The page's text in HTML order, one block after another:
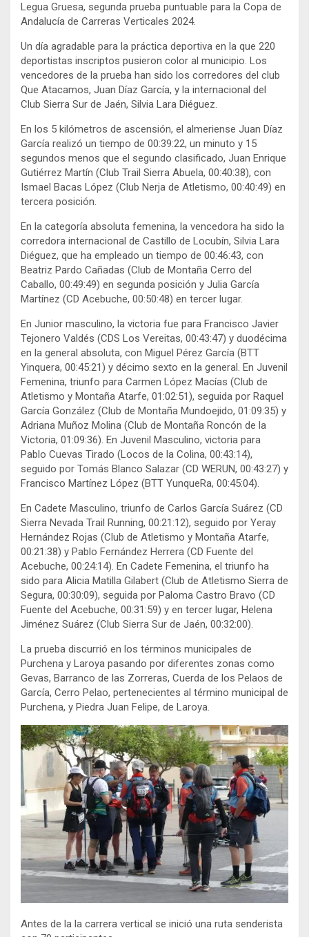
Legua Gruesa, segunda prueba puntuable para la Copa de
Andalucía de Carreras Verticales 2024.
Un día agradable para la práctica deportiva en la que 220
deportistas inscriptos pusieron color al municipio. Los
vencedores de la prueba han sido los corredores del club
Que Atacamos, Juan Díaz García, y la internacional del
Club Sierra Sur de Jaén, Silvia Lara Diéguez.
En los 5 kilómetros de ascensión, el almeriense Juan Díaz
García realizó un tiempo de 00:39:22, un minuto y 15
segundos menos que el segundo clasificado, Juan Enrique
Gutiérrez Martín (Club Trail Sierra Abuela, 00:40:38), con
Ismael Bacas López (Club Nerja de Atletismo, 00:40:49) en
tercera posición.
En la categoría absoluta femenina, la vencedora ha sido la
corredora internacional de Castillo de Locubín, Silvia Lara
Diéguez, que ha empleado un tiempo de 00:46:43, con
Beatriz Pardo Cañadas (Club de Montaña Cerro del
Caballo, 00:49:49) en segunda posición y Julia García
Martínez (CD Acebuche, 00:50:48) en tercer lugar.
En Junior masculino, la victoria fue para Francisco Javier
Tejonero Valdés (CDS Los Vereitas, 00:43:47) y duodécima
en la general absoluta, con Miguel Pérez García (BTT
Yinquera, 00:45:21) y décimo sexto en la general. En Juvenil
Femenina, triunfo para Carmen López Macías (Club de
Atletismo y Montaña Atarfe, 01:02:51), seguida por Raquel
García González (Club de Montaña Mundoejido, 01:09:35) y
Adriana Muñoz Molina (Club de Montaña Roncón de la
Victoria, 01:09:36). En Juvenil Masculino, victoria para
Pablo Cuevas Tirado (Locos de la Colina, 00:43:14),
seguido por Tomás Blanco Salazar (CD WERUN, 00:43:27) y
Francisco Martínez López (BTT YunqueRa, 00:45:04).
En Cadete Masculino, triunfo de Carlos García Suárez (CD
Sierra Nevada Trail Running, 00:21:12), seguido por Yeray
Hernández Rojas (Club de Atletismo y Montaña Atarfe,
00:21:38) y Pablo Fernández Herrera (CD Fuente del
Acebuche, 00:24:14). En Cadete Femenina, el triunfo ha
sido para Alicia Matilla Gilabert (Club de Atletismo Sierra de
Segura, 00:30:09), seguida por Paloma Castro Bravo (CD
Fuente del Acebuche, 00:31:59) y en tercer lugar, Helena
Jiménez Suárez (Club Sierra Sur de Jaén, 00:32:00).
La prueba discurrió en los términos municipales de
Purchena y Laroya pasando por diferentes zonas como
Gevas, Barranco de las Zorreras, Cuerda de los Pelaos de
García, Cerro Pelao, pertenecientes al término municipal de
Purchena, y Piedra Juan Felipe, de Laroya.
Antes de la la carrera vertical se inició una ruta senderista